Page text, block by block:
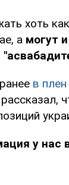
хоть
а могут
в
у нас